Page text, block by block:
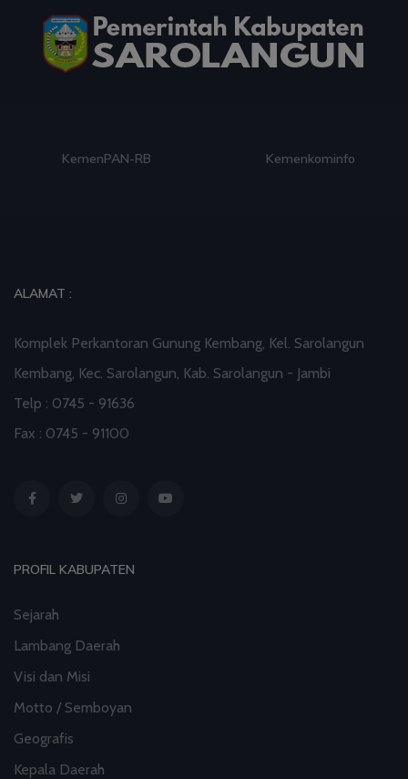
Kemenkominfo K.P.K
ALAMAT :
Komplek Perkantoran Gunung Kembang, Kel. Sarolangun
Kembang, Kec. Sarolangun, Kab. Sarolangun - Jambi
Telp : 0745 - 91636
Fax : 0745 - 91100
PROFIL KABUPATEN
Sejarah
Lambang Daerah
Visi dan Misi
Motto / Semboyan
Geografis
Kepala Daerah